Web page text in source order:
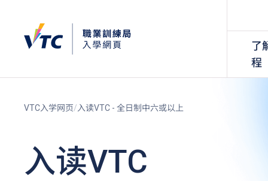
了
程
VTC入学网页 入读VTC - 全日制中六或以上
入读VTC